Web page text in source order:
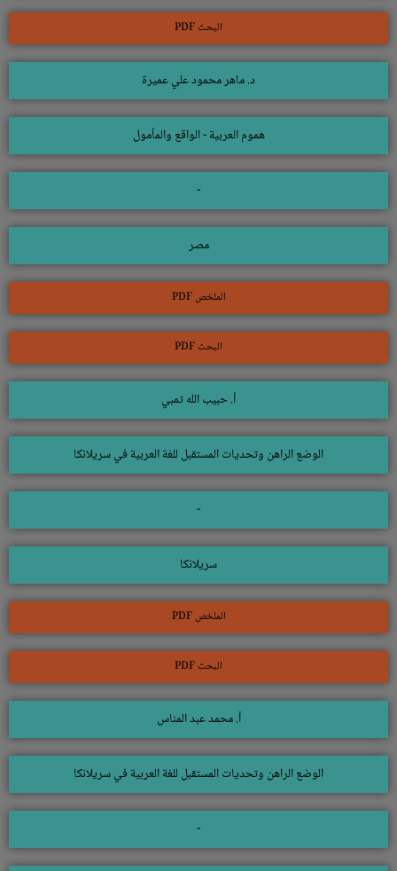
البحث PDF
د. ماهر محمود علي عميرة
هموم العربية - الواقع والمأمول
-
مصر
الملخص PDF
البحث PDF
أ. حبيب الله تمبي
الوضع الراهن وتحديات المستقبل للغة العربية في سريلانكا
-
سريلانكا
الملخص PDF
البحث PDF
أ. محمد عبد المناس
الوضع الراهن وتحديات المستقبل للغة العربية في سريلانكا
-